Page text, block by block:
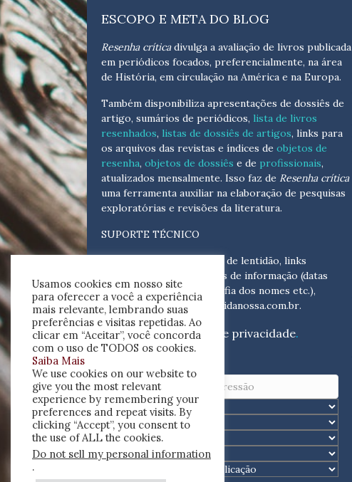
ESCOPO E META DO BLOG
Resenha críticadivulga a avaliação de livros publicada
em periódicos focados, preferencialmente, na área
de História, em circulação na América e na Europa.
Também disponibiliza apresentações de dossiês de
artigo, sumários de periódicos, lista de livros
resenhados, listas de dossiês de artigos, links para
os arquivos das revistas e índices de objetos de
resenha, objetos de dossiês e de profissionais,
atualizados mensalmente. Isso faz de Resenha crítica
uma ferramenta auxiliar na elaboração de pesquisas
exploratórias e revisões da literatura.
SUPORTE TÉCNICO
Para eventuais problemas de lentidão, links
quebrados, senhas e erros de informação (datas
tópicas, cronológicas, grafia dos nomes etc.),
escreva para: helpdesk@vidanossa.com.br.
Leia a nossapolítica de privacidade.
Usamos cookies em nosso site
para oferecer a você a experiência
mais relevante, lembrando suas
preferências e visitas repetidas. Ao
clicar em “Aceitar”, você concorda
com o uso de TODOS os cookies.
Saiba Mais
We use cookies on our website to
give you the most relevant
experience by remembering your
preferences and repeat visits. By
clicking “Accept”, you consent to
the use of ALL the cookies.
Do not sell my personal information
.